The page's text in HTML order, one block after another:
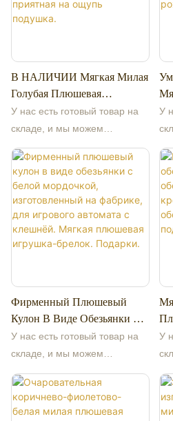
В НАЛИЧИИ Мягкая Милая
Голубая Плюшевая
Обезьянка 3 См Для
Девочек. Мягкая
Приятная На Ощупь
Подушка.
У нас есть готовый товар на
складе, и мы можем
предоставить недорогие
образцы. Наша компания
специализируется на
высококачественных
плюшевых игрушках,
оригинальном дизайне,
производстве и оптовой
более 13 лет работы на
заводе. Поддерживаем
изготовление образцов по
индивидуальным
изображениям, добро
Это делает нас лучшим
выбором для вас и очень
У
Фирменный Плюшевый
Кулон В Виде Обезьянки С
Белой Мордочкой,
Изготовленный На Фабрике,
Клешнёй. Мягкая Плюшевая
Игрушка-Брелок. Подарки.
У нас есть готовый товар на
складе, и мы можем
образцы. Наша компания
специализируется на
У